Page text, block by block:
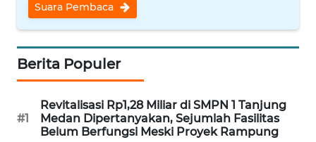
Suara Pembaca
Berita Populer
#1
Revitalisasi Rp1,28 Miliar di SMPN 1 Tanjung
Medan Dipertanyakan, Sejumlah Fasilitas
Belum Berfungsi Meski Proyek Rampung
WN
JAMBI
WN
SULTRA
WN
NTB